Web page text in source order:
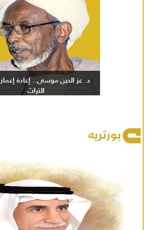
د. عز الدين موسى.. إعادة إعمار
التراث
بورتريه